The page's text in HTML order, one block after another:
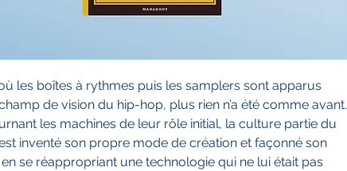
les boîtes à rythmes puis les samplers sont apparus
de vision du hip-hop, plus rien n’a été comme avant.
les machines de leur rôle initial, la culture partie du
inventé son propre mode de création et façonné son
se réappropriant une technologie qui ne lui était pas